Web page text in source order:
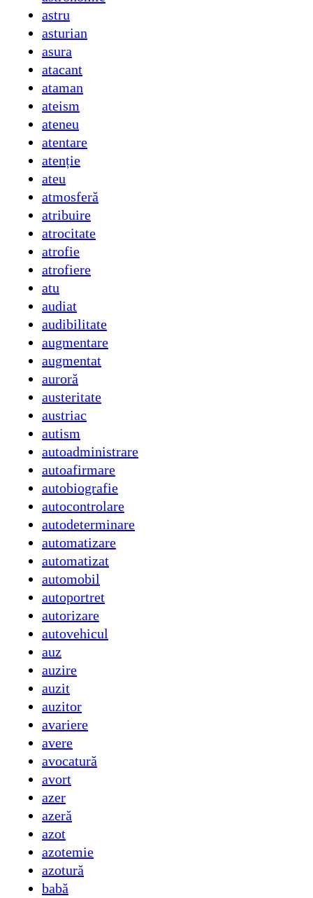
astru
asturian
asura
atacant
ataman
ateism
ateneu
atentare
atenție
ateu
atmosferă
atribuire
atrocitate
atrofie
atrofiere
atu
audiat
audibilitate
augmentare
augmentat
auroră
austeritate
austriac
autism
autoadministrare
autoafirmare
autobiografie
autocontrolare
autodeterminare
automatizare
automatizat
automobil
autoportret
autorizare
autovehicul
auz
auzire
auzit
auzitor
avariere
avere
avocatură
avort
azer
azeră
azot
azotemie
azotură
babă